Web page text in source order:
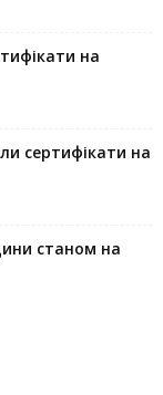
на
сертифікати на
станом на